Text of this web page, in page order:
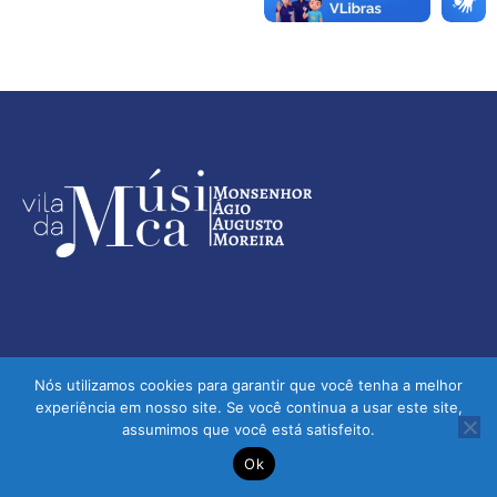
Vila da Música - Monsenhor Ágio Augusto Moreira | © 2026 -
Todos os direitos reservados
Nós utilizamos cookies para garantir que você tenha a melhor
experiência em nosso site. Se você continua a usar este site,
assumimos que você está satisfeito.
Ok